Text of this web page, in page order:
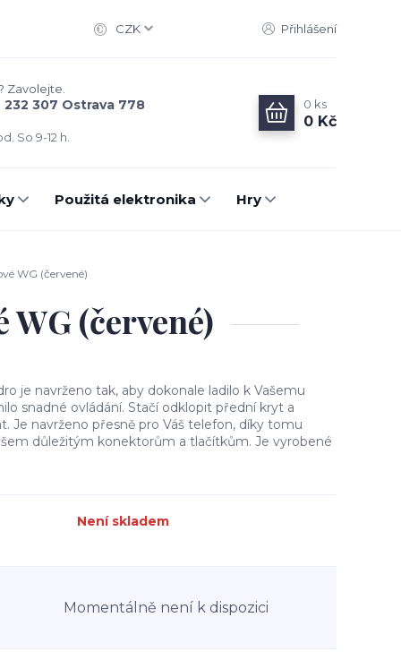
CZK Přihlášení
Zavolejte.
232 307 Ostrava 778
So 9-12 h.
0 ks
0 Kč
Použitá elektronika Hry
WG (červené)
WG (červené)
je navrženo tak, aby dokonale ladilo k Vašemu
snadné ovládání. Stačí odklopit přední kryt a
Je navrženo přesně pro Váš telefon, díky tomu
důležitým konektorům a tlačítkům. Je vyrobené
Není skladem
Momentálně není k dispozici